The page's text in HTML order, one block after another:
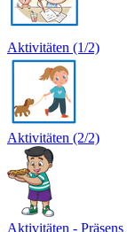
Aktivitäten (1/2)
Aktivitäten (2/2)
Aktivitäten - Präsens